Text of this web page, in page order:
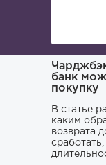
банк
покупку
В статье
каким
возврата